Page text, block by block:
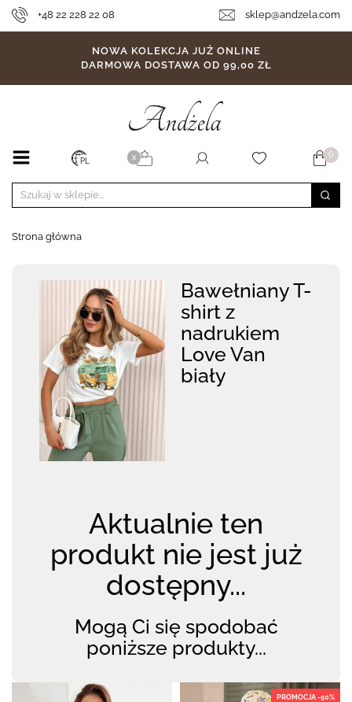
+48 22 228 22 08 sklep@andzela.com
NOWA KOLEKCJA JUŻ ONLINE
DARMOWA DOSTAWA OD 99,00 ZŁ
PL X 0
Strona główna
Bawełniany T-
shirt z
nadrukiem
Love Van
biały
Aktualnie ten
produkt nie jest już
dostępny...
Mogą Ci się spodobać
poniższe produkty...
PROMOCJA -50%